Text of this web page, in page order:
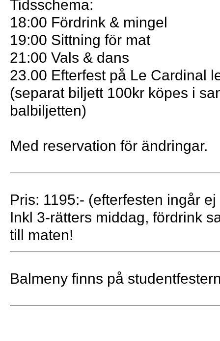
Tidsschema:
18:00 Fördrink & mingel
19:00 Sittning för mat
21:00 Vals & dans
23.00 Efterfest på Le Cardinal
(separat biljett 100kr köpes i
balbiljetten)
Med reservation för ändringar.
Pris: 1195:- (efterfesten ingår
Inkl 3-rätters middag, fördrink
till maten!
Balmeny finns på